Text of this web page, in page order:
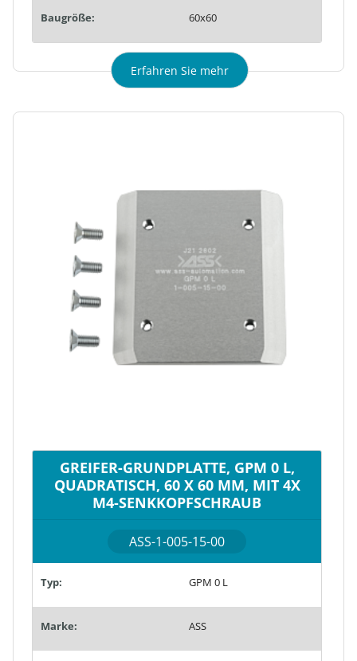
Baugröße: 60x60
Erfahren Sie mehr
GREIFER-GRUNDPLATTE, GPM 0 L,
QUADRATISCH, 60 X 60 MM, MIT 4X
M4-SENKKOPFSCHRAUB
ASS-1-005-15-00
Typ: GPM 0 L
Marke: ASS